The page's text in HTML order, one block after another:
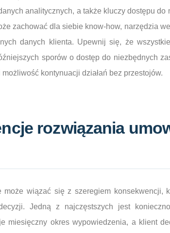
analitycznych, a także kluczy dostępu do
zachować dla siebie know-how, narzędzia
danych klienta. Upewnij się, że
sporów o dostęp do niezbędnych
kontynuacji działań bez przestojów.
rozwiązania
może wiązać się z szeregiem konsekwencji,
Jedną z najczęstszych jest
miesięczny okres wypowiedzenia, a klient